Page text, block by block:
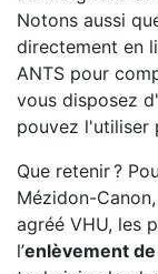
Notons aussi
directement en
ANTS pour
vous disposez
pouvez l'utiliser
Que retenir ?
Mézidon-
agréé VHU, les
l’enlèvement